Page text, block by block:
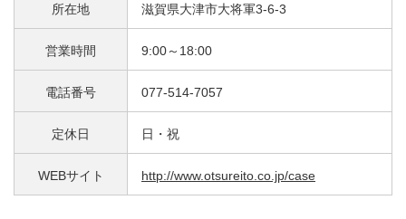
所在地 滋賀県大津市大将軍3-6-3
営業時間 9:00～18:00
電話番号 077-514-7057
定休日 日・祝
WEBサイト http://www.otsureito.co.jp/case